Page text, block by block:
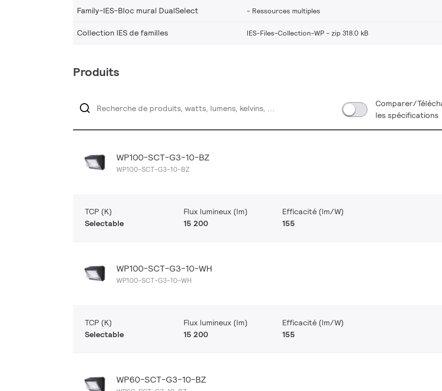
Family-IES-Bloc mural DualSelect Ressources multiples
Collection IES de familles IES-Files-Collection-WP zip 318.0 kB
Produits
Comparer/
les spécifications
WP100-SCT-G3-10-BZ
WP100-SCT-G3-10-BZ
TCP (K)
Selectable
Flux lumineux (lm)
15 200
Efficacité (lm/W)
155
WP100-SCT-G3-10-WH
WP100-SCT-G3-10-WH
TCP (K)
Selectable
Flux lumineux (lm)
15 200
Efficacité (lm/W)
155
WP60-SCT-G3-10-BZ